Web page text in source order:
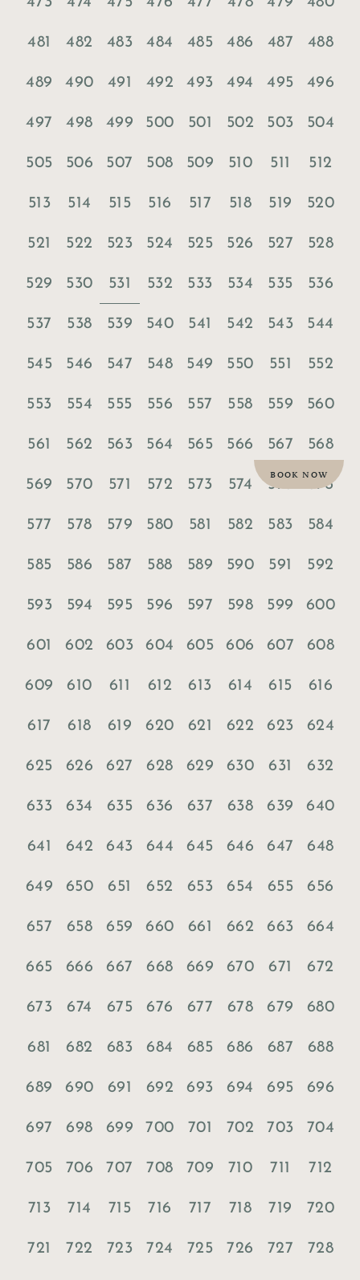
BOOK NOW
481 482 483 484 485 486 487 488
489 490 491 492 493 494 495 496
497 498 499 500 501 502 503 504
505 506 507 508 509 510 511 512
513 514 515 516 517 518 519 520
521 522 523 524 525 526 527 528
529 530 531 532 533 534 535 536
537 538 539 540 541 542 543 544
545 546 547 548 549 550 551 552
553 554 555 556 557 558 559 560
561 562 563 564 565 566 567 568
569 570 571 572 573 574 575 576
577 578 579 580 581 582 583 584
585 586 587 588 589 590 591 592
593 594 595 596 597 598 599 600
601 602 603 604 605 606 607 608
609 610 611 612 613 614 615 616
617 618 619 620 621 622 623 624
625 626 627 628 629 630 631 632
633 634 635 636 637 638 639 640
641 642 643 644 645 646 647 648
649 650 651 652 653 654 655 656
657 658 659 660 661 662 663 664
665 666 667 668 669 670 671 672
673 674 675 676 677 678 679 680
681 682 683 684 685 686 687 688
689 690 691 692 693 694 695 696
697 698 699 700 701 702 703 704
705 706 707 708 709 710 711 712
713 714 715 716 717 718 719 720
721 722 723 724 725 726 727 728